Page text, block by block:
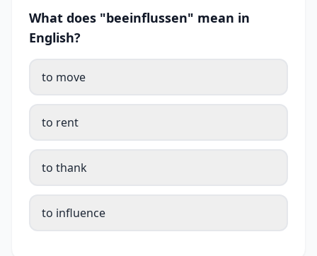
What does "beeinflussen" mean in
English?
to move
to rent
to thank
to influence